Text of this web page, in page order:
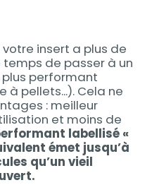
insert a plus de
temps de passer à un
performant
à pellets...). Cela ne
: meilleur
et moins de
labellisé «
émet jusqu’à
qu’un vieil